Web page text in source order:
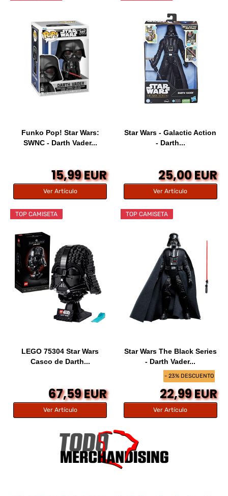
Funko Pop! Star Wars:
SWNC - Darth Vader...
15,99 EUR
Ver Artículo
Star Wars - Galactic Action
- Darth...
25,00 EUR
Ver Artículo
TOP CAMISETA
LEGO 75304 Star Wars
Casco de Darth...
67,59 EUR
Ver Artículo
- 23% DESCUENTO
TOP CAMISETA
Star Wars The Black Series
- Darth Vader...
22,99 EUR
Ver Artículo